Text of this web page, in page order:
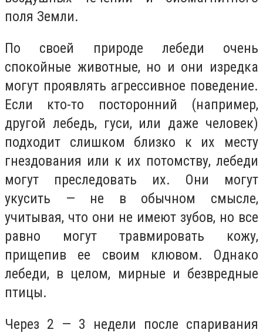
поля Земли.
По своей природе лебеди очень
спокойные животные, но и они изредка
могут проявлять агрессивное поведение.
Если кто-то посторонний (например,
другой лебедь, гуси, или даже человек)
подходит слишком близко к их месту
гнездования или к их потомству, лебеди
могут преследовать их. Они могут
укусить — не в обычном смысле,
учитывая, что они не имеют зубов, но все
равно могут травмировать кожу,
прищепив ее своим клювом. Однако
лебеди, в целом, мирные и безвредные
птицы.
Через 2 — 3 недели после спаривания